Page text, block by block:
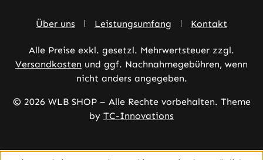
Über uns Leistungsumfang Kontakt
Alle Preise exkl. gesetzl. Mehrwertsteuer zzgl.
Versandkosten und ggf. Nachnahmegebühren, wenn
nicht anders angegeben.
© 2026 WLB SHOP – Alle Rechte vorbehalten. Theme
by TC-Innovations